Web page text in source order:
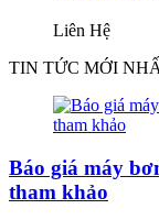
Liên Hệ
TIN TỨC MỚI
Báo giá máy
tham khảo